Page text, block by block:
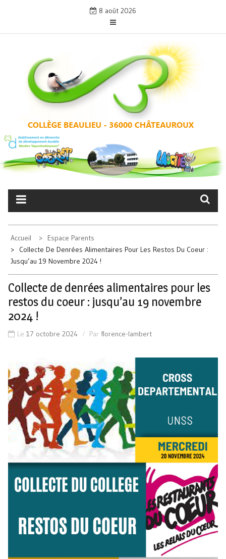
content
8 août 2026
COLLÈGE BEAULIEU –
CHÂTEAUROUX
Accueil
Espace Parents
Collecte De Denrées Alimentaires Pour Les Restos Du Coeur :
Jusqu’au 19 Novembre 2024 !
Collecte de denrées alimentaires pour les
restos du coeur : jusqu’au 19 novembre
2024 !
Le 17 octobre 2024 Par florence-lambert